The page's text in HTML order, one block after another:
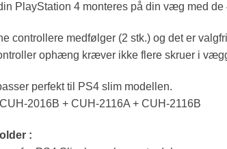
PlayStation 4 monteres på din væg med de
controllere medfølger (2 stk.) og det er
ophæng kræver ikke flere skruer i
perfekt til PS4 slim modellen.
2016B + CUH-2116A + CUH-2116B
: